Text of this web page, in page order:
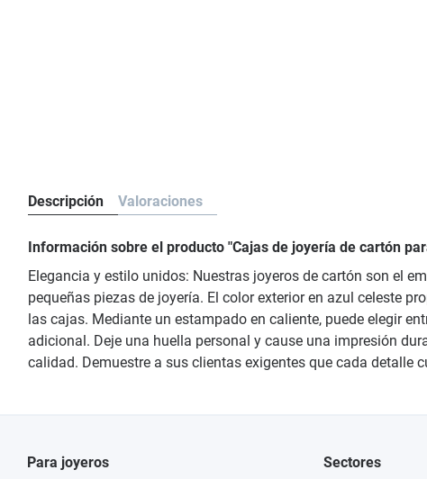
Descripción Valoraciones
Información sobre el producto "Cajas de joyería de cartón
Elegancia y estilo unidos: Nuestras joyeros de cartón son el
pequeñas piezas de joyería. El color exterior en azul celeste
las cajas. Mediante un estampado en caliente, puede elegir
adicional. Deje una huella personal y cause una impresión
calidad. Demuestre a sus clientas exigentes que cada detalle
Para joyeros Sectores